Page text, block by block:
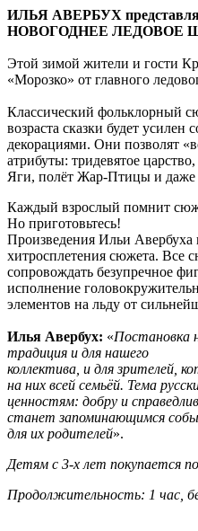
ИЛЬЯ АВЕРБУХ
НОВОГОДНЕЕ ЛЕДОВОЕ
Этой зимой жители и гости
«Морозко» от главного
Классический фольклорный
возраста сказки будет
декорациями. Они позволят
атрибуты: тридевятое
Яги, полёт Жар-Птицы и даже
Каждый взрослый помнит
Но приготовьтесь!
Произведения Ильи
хитросплетения сюжета. Все
сопровождать безупречное
исполнение
элементов на льду от
Илья Авербух: «Постановка
традиция и для нашего
коллектива, и для зрителей,
на них всей семьёй. Тема
ценностям: добру и
станет запоминающимся
для их родителей».
Детям с 3-х лет покупается
Продолжительность: 1 час,